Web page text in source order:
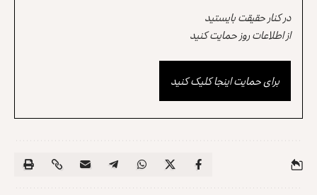
در کنار حقیقت بایستید
از اطلاعات روز حمایت کنید
برای حمایت اینجا کلیک کنید